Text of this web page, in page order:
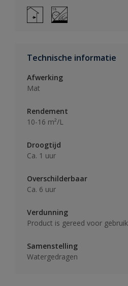
Technische informatie
Afwerking
Mat
Rendement
10-16 m²/L
Droogtijd
Ca. 1 uur
Overschilderbaar
Ca. 6 uur
Verdunning
Product is gereed voor gebruik
Samenstelling
Watergedragen